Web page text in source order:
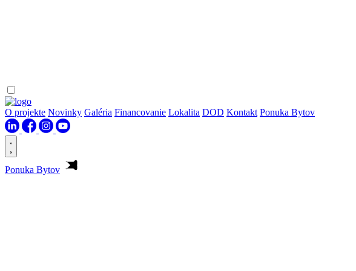
O projekte Novinky Galéria Financovanie Lokalita DOD Kontakt Ponuka Bytov
Ponuka Bytov